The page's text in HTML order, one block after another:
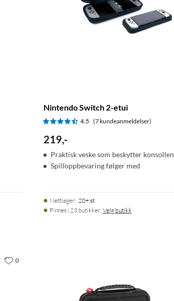
Nintendo Switch 2-etui
4.5 (7 kundeanmeldelser)
219,-
Praktisk veske som beskytter konsollen
Spilloppbevaring følger med
Nettlager: 20+ st
Finnes i 23 butikker. Velg butikk
0